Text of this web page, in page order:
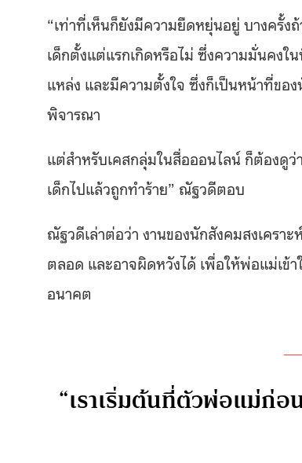
“เท่าที่เห็นก็ยังมีความยืดหยุ่นอยู่ บางครั้ง
เด็กตั้งแต่แรกเกิดหรือไม่ ซึ่งความมั่นคง
แหล่ง และมีความตั้งใจ ซึ่งก็เป็นหน้าที่ของ
พิจารณา
แต่สำหรับเคสกลุ่มในสื่อออนไลน์ ก็ต้องดูว่
เด็กไปแล้วถูกทำร้าย” ณัฐวดีตอบ
ณัฐวดีเล่าต่อว่า งานของนักสังคมสงเครา
ตลอด และอาจผิดหวังได้ เพื่อให้พ่อแม่เข้
อนาคต
“เราเริ่มต้นที่ตัวพ่อแม่ก่อ